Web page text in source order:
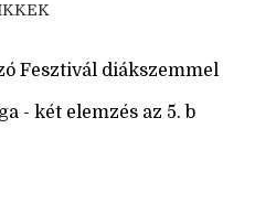
Fesztivál diákszemmel
- két elemzés az 5. b